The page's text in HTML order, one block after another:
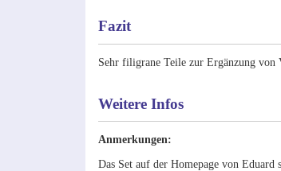
Fazit
Sehr filigrane Teile zur Ergänzung von
Weitere Infos
Anmerkungen:
Das Set auf der Homepage von